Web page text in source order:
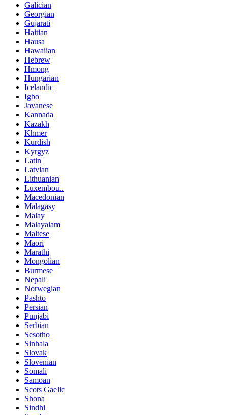
Galician
Georgian
Gujarati
Haitian
Hausa
Hawaiian
Hebrew
Hmong
Hungarian
Icelandic
Igbo
Javanese
Kannada
Kazakh
Khmer
Kurdish
Kyrgyz
Latin
Latvian
Lithuanian
Luxembou..
Macedonian
Malagasy
Malay
Malayalam
Maltese
Maori
Marathi
Mongolian
Burmese
Nepali
Norwegian
Pashto
Persian
Punjabi
Serbian
Sesotho
Sinhala
Slovak
Slovenian
Somali
Samoan
Scots Gaelic
Shona
Sindhi